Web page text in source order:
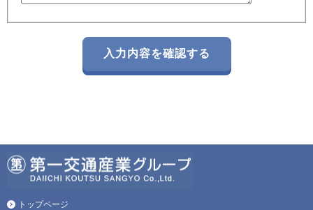
トップページ